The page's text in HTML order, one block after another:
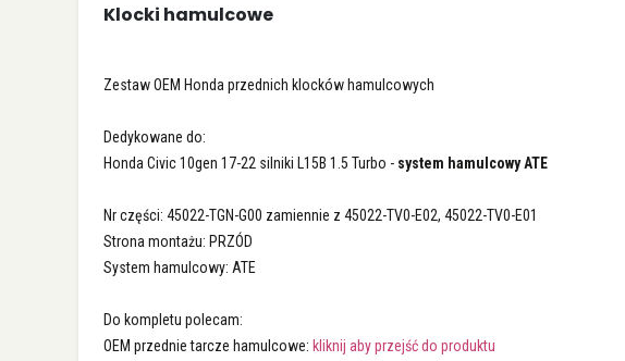
Klocki hamulcowe
Zestaw OEM Honda przednich klocków hamulcowych
Dedykowane do:
Honda Civic 10gen 17-22 silniki L15B 1.5 Turbo - system hamulcowy ATE
Nr części: 45022-TGN-G00 zamiennie z 45022-TV0-E02, 45022-TV0-E01
Strona montażu: PRZÓD
System hamulcowy: ATE
Do kompletu polecam:
OEM przednie tarcze hamulcowe: kliknij aby przejść do produktu